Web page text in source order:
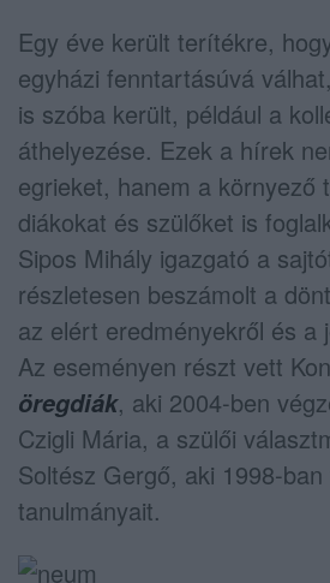
Egy éve került terítékre,
egyházi fenntartásúvá
is szóba került, például a
áthelyezése. Ezek a hírek
egrieket, hanem a környező
diákokat és szülőket is
Sipos Mihály igazgató a
részletesen beszámolt a
az elért eredményekről és a
Az eseményen részt vett
öregdiák, aki 2004-ben
Czigli Mária, a szülői
Soltész Gergő, aki 1998-
tanulmányait.